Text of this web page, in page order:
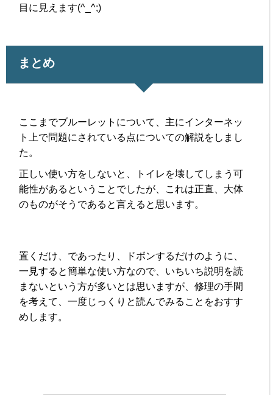
目に見えます(^_^;)
まとめ
ここまでブルーレットについて、主にインターネッ
ト上で問題にされている点についての解説をしまし
た。
正しい使い方をしないと、トイレを壊してしまう可
能性があるということでしたが、これは正直、大体
のものがそうであると言えると思います。
置くだけ、であったり、ドボンするだけのように、
一見すると簡単な使い方なので、いちいち説明を読
まないという方が多いとは思いますが、修理の手間
を考えて、一度じっくりと読んでみることをおすす
めします。